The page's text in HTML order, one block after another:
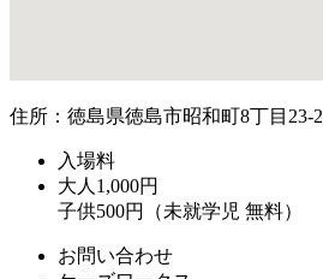
住所：徳島県徳島市昭和町8丁目23-2
入場料
大人1,000円
子供500円（未就学児 無料）
お問い合わせ